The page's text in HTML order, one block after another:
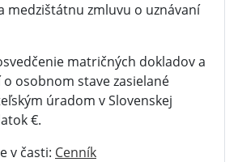
medzištátnu zmluvu o uznávaní
matričných dokladov a
osobnom stave zasielané
úradom v Slovenskej
€.
v časti: Cenník